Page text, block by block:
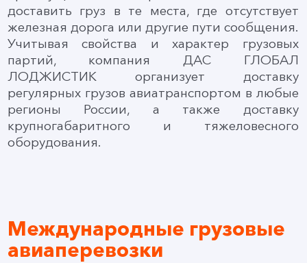
доставить груз в те места, где отсутствует
железная дорога или другие пути сообщения.
Учитывая свойства и характер грузовых
партий, компания ДАС ГЛОБАЛ
ЛОДЖИСТИК организует доставку
регулярных грузов авиатранспортом в любые
регионы России, а также доставку
крупногабаритного и тяжеловесного
оборудования.
Международные грузовые
авиаперевозки